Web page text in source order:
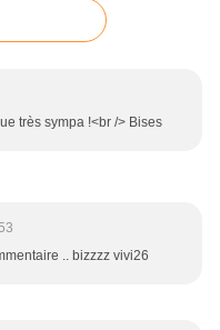
très sympa !<br /> Bises
.. bizzzz vivi26